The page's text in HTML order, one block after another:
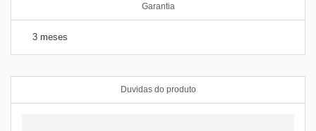
Garantia
3 meses
Duvidas do produto